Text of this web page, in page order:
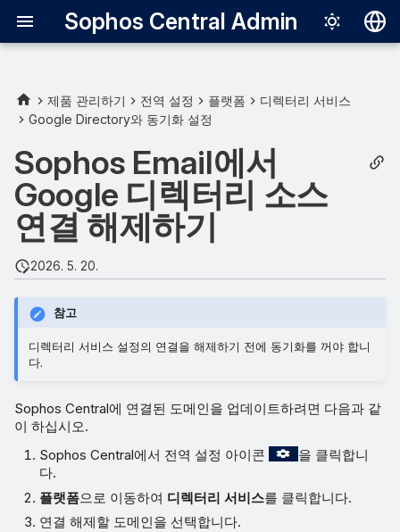
Sophos Central Admin
English
Italiano
제품 관리하기 전역 설정 플랫폼
디렉터리 서비스
Google Directory와 동기화 설정
Sophos Email에서
Google 디렉터리 소스
연결 해제하기
2026. 5. 20.
참고
디렉터리 서비스 설정의 연결을 해제하기 전에 동기화를 꺼야 합니
다.
Sophos Central에 연결된 도메인을 업데이트하려면 다음과 같
이 하십시오.
Sophos Central에서 전역 설정 아이콘
을 클릭합니
다.
플랫폼으로 이동하여 디렉터리 서비스를 클릭합니다.
연결 해제할 도메인을 선택합니다.